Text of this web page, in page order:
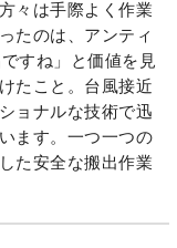
々は手際よく作業
たのは、アンティ
すね」と価値を見
たこと。台風接近
ョナルな技術で迅
ます。一つ一つの
た安全な搬出作業